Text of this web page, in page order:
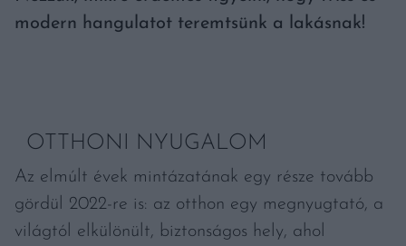
modern hangulatot teremtsünk a lakásnak!
OTTHONI NYUGALOM
Az elmúlt évek mintázatának egy része tovább
gördül 2022-re is: az otthon egy megnyugtató, a
világtól elkülönült, biztonságos hely, ahol